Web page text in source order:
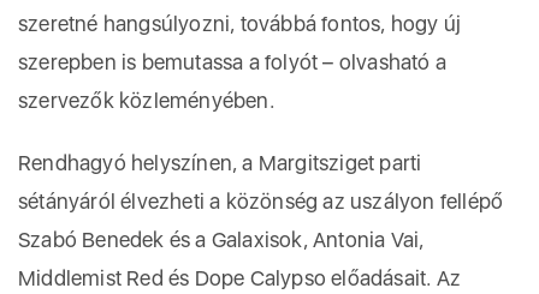
szeretné hangsúlyozni, továbbá fontos, hogy új
szerepben is bemutassa a folyót – olvasható a
szervezők közleményében.
Rendhagyó helyszínen, a Margitsziget parti
sétányáról élvezheti a közönség az uszályon fellépő
Szabó Benedek és a Galaxisok, Antonia Vai,
Middlemist Red és Dope Calypso előadásait. Az